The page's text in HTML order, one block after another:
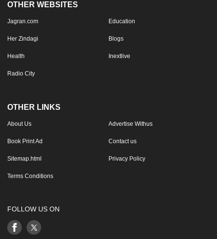
OTHER WEBSITES
Jagran.com Education
Her Zindagi Blogs
Health Inextlive
Radio City
OTHER LINKS
About Us Advertise Withus
Book Print Ad Contact us
Sitemap.html Privacy Policy
Terms Conditions
FOLLOW US ON